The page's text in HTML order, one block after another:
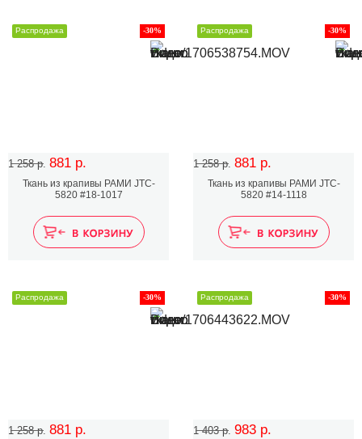
1 258 р. 881 р.
-30%
Распродажа
Ткань из крапивы РАМИ JTC-
5820 #18-1017
1 258 р. 881 р.
-30%
Распродажа
Ткань из крапивы РАМИ JTC-
5820 #14-1118
1 258 р. 881 р.
-30%
Распродажа
1 403 р. 983 р.
-30%
Распродажа